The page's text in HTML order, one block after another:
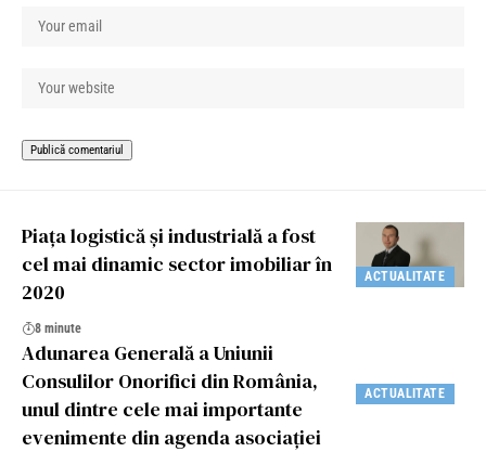
ACTUALITATE
Piața logistică și industrială a fost
cel mai dinamic sector imobiliar în
2020
8 minute
ACTUALITATE
Adunarea Generală a Uniunii
Consulilor Onorifici din România,
unul dintre cele mai importante
evenimente din agenda asociației